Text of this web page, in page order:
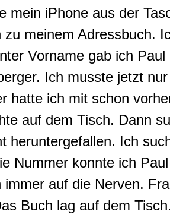
mein iPhone aus der
zu meinem Adressbuch.
Vorname gab ich
Ich musste jetzt
hatte ich mit schon
auf dem Tisch. Dann
heruntergefallen. Ich
Nummer konnte ich
immer auf die Nerven.
Buch lag auf dem